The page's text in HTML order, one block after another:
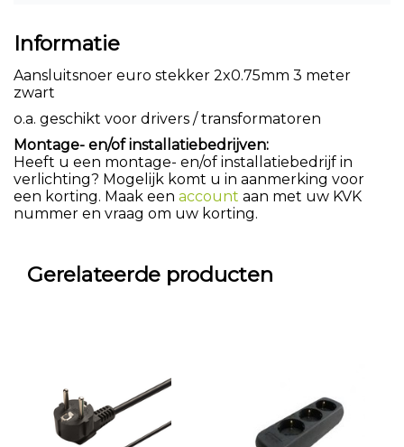
Informatie
Aansluitsnoer euro stekker 2x0.75mm 3 meter
zwart
o.a. geschikt voor drivers / transformatoren
Montage- en/of installatiebedrijven:
Heeft u een montage- en/of installatiebedrijf in
verlichting? Mogelijk komt u in aanmerking voor
een korting. Maak een account aan met uw KVK
nummer en vraag om uw korting.
Gerelateerde producten